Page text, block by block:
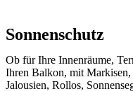
Sonnenschutz
Ob für Ihre Innenräume,
Ihren Balkon, mit Markisen,
Jalousien, Rollos,